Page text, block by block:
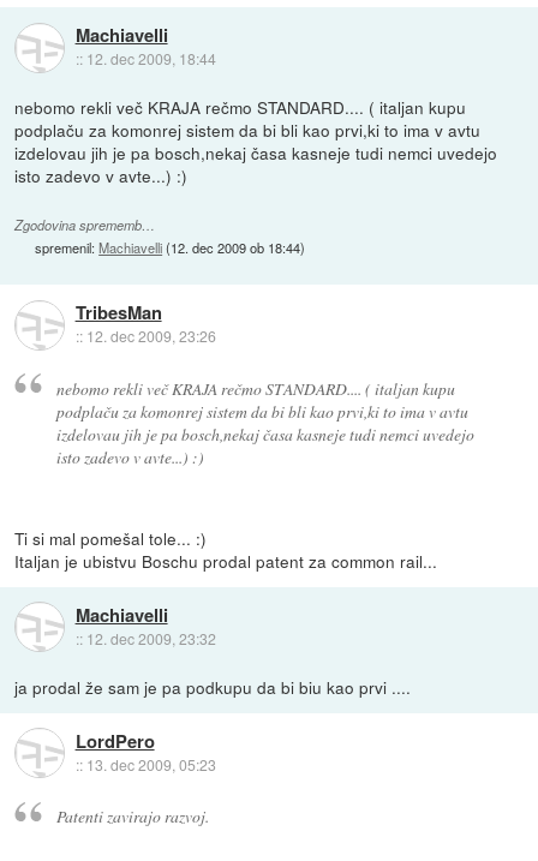
Machiavelli
:: 12. dec 2009, 18:44
nebomo rekli več KRAJA rečmo STANDARD.... ( italjan kupu
podplaču za komonrej sistem da bi bli kao prvi,ki to ima v avtu
izdelovau jih je pa bosch,nekaj časa kasneje tudi nemci uvedejo
isto zadevo v avte...) :)
Zgodovina sprememb…
spremenil:Machiavelli(12. dec 2009 ob 18:44)
TribesMan
:: 12. dec 2009, 23:26
nebomo rekli več KRAJA rečmo STANDARD.... ( italjan kupu
podplaču za komonrej sistem da bi bli kao prvi,ki to ima v avtu
izdelovau jih je pa bosch,nekaj časa kasneje tudi nemci uvedejo
isto zadevo v avte...) :)
Ti si mal pomešal tole... :)
Italjan je ubistvu Boschu prodal patent za common rail...
Machiavelli
:: 12. dec 2009, 23:32
ja prodal že sam je pa podkupu da bi biu kao prvi ....
LordPero
:: 13. dec 2009, 05:23
Patenti zavirajo razvoj.